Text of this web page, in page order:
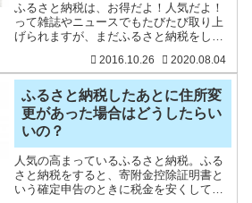
ふるさと納税は、お得だよ！人気だよ！
って雑誌やニュースでもたびたび取り上
げられますが、まだふるさと納税をした
は、本当に税金が控除されるのか？です
ね。とある「ふるさと納税のアンケート
調査」では、ふるさと納税
2016.10.26 2020.08.04
ふるさと納税したあとに住所変
更があった場合はどうしたらい
いの？
人気の高まっているふるさと納税。ふる
さと納税をすると、寄附金控除証明書と
いう確定申告のときに税金を安くしてく